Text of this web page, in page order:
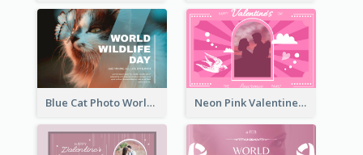
Blue Cat Photo World Wildlife Day Greeting Card Neon Pink Valentine Greeting Card Design Ideas